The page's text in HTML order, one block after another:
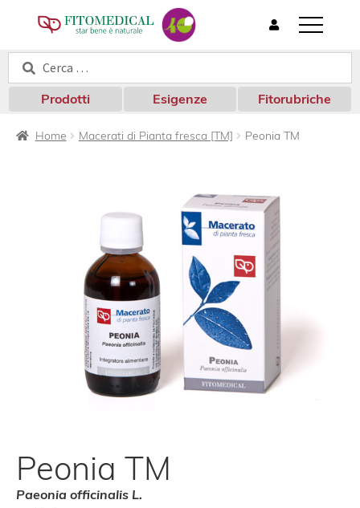
T
o
g
l
e
Cerca:
Cerca
Prodotti Esigenze Fitorubriche
Home Macerati di Pianta fresca [TM] Peonia TM
Peonia TM
Paeonia officinalis L.